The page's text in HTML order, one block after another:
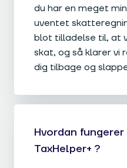
du har en meget
uventet
blot tilladelse til, at
skat, og så klarer vi
dig tilbage og
Hvordan fungerer
TaxHelper+ ?